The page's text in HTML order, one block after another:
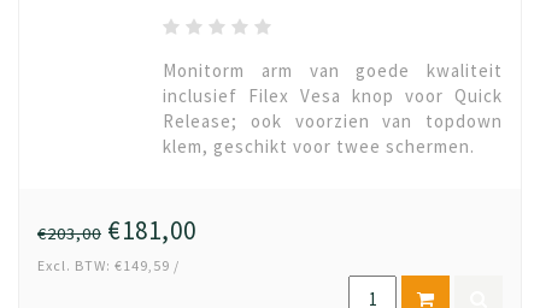
Monitorm arm van goede kwaliteit
inclusief Filex Vesa knop voor Quick
Release; ook voorzien van topdown
klem, geschikt voor twee schermen.
€203,00 €181,00
Excl. BTW: €149,59 /